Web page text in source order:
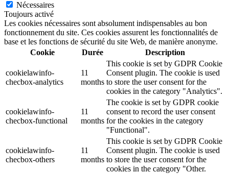
Nécessaires
Toujours activé
Les cookies nécessaires sont absolument indispensables au bon
fonctionnement du site. Ces cookies assurent les fonctionnalités de
base et les fonctions de sécurité du site Web, de manière anonyme.
Cookie
Durée Description
cookielawinfo-
checbox-analytics
11
months
This cookie is set by GDPR Cookie
Consent plugin. The cookie is used
to store the user consent for the
cookies in the category "Analytics".
cookielawinfo-
checbox-functional
11
months
The cookie is set by GDPR cookie
consent to record the user consent
for the cookies in the category
"Functional".
cookielawinfo-
checbox-others
11
months
This cookie is set by GDPR Cookie
Consent plugin. The cookie is used
to store the user consent for the
cookies in the category "Other.